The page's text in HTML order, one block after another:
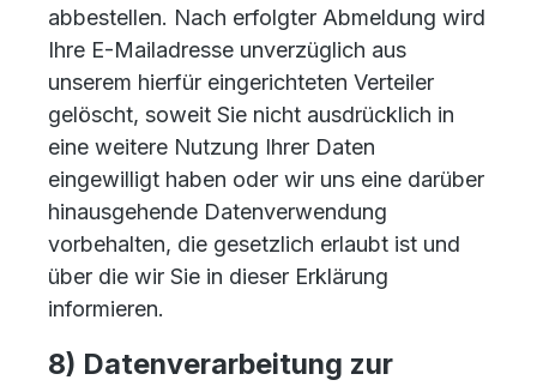
abbestellen. Nach erfolgter Abmeldung wird
Ihre E-Mailadresse unverzüglich aus
unserem hierfür eingerichteten Verteiler
gelöscht, soweit Sie nicht ausdrücklich in
eine weitere Nutzung Ihrer Daten
eingewilligt haben oder wir uns eine darüber
hinausgehende Datenverwendung
vorbehalten, die gesetzlich erlaubt ist und
über die wir Sie in dieser Erklärung
informieren.
8) Datenverarbeitung zur